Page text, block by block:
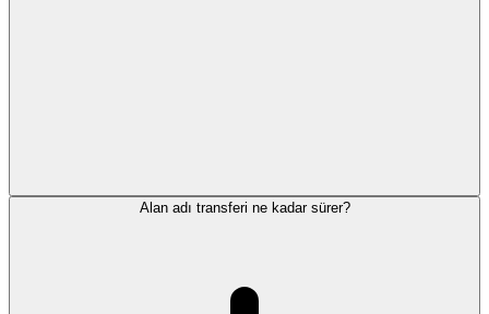
Alan adı transferi ne kadar sürer?